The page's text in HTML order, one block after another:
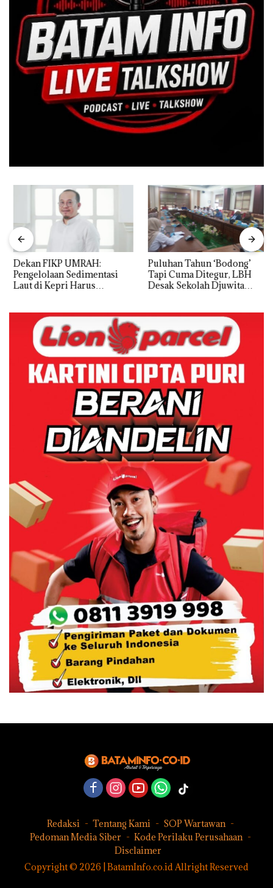
Dekan FIKP UMRAH:
Pengelolaan Sedimentasi
Laut di Kepri Harus
dengan Konservasi
Puluhan Tahun ‘Bodong’
Tapi Cuma Ditegur, LBH
Desak Sekolah Djuwita
Redaksi Tentang Kami
SOP Wartawan
Pedoman Media Siber
Kode Perilaku Perusahaan
Disclaimer
Copyright © 2026 | BatamInfo.co.id Allright Reserved